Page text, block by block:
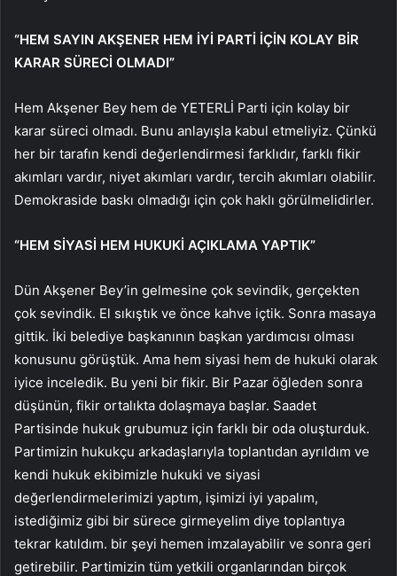
“HEM SAYIN AKŞENER HEM İYİ PARTİ İÇİN KOLAY BİR
KARAR SÜRECİ OLMADI”
Hem Akşener Bey hem de YETERLİ Parti için kolay bir
karar süreci olmadı. Bunu anlayışla kabul etmeliyiz. Çünkü
her bir tarafın kendi değerlendirmesi farklıdır, farklı fikir
akımları vardır, niyet akımları vardır, tercih akımları olabilir.
Demokraside baskı olmadığı için çok haklı görülmelidirler.
“HEM SİYASİ HEM HUKUKİ AÇIKLAMA YAPTIK”
Dün Akşener Bey’in gelmesine çok sevindik, gerçekten
çok sevindik. El sıkıştık ve önce kahve içtik. Sonra masaya
gittik. İki belediye başkanının başkan yardımcısı olması
konusunu görüştük. Ama hem siyasi hem de hukuki olarak
iyice inceledik. Bu yeni bir fikir. Bir Pazar öğleden sonra
düşünün, fikir ortalıkta dolaşmaya başlar. Saadet
Partisinde hukuk grubumuz için farklı bir oda oluşturduk.
Partimizin hukukçu arkadaşlarıyla toplantıdan ayrıldım ve
kendi hukuk ekibimizle hukuki ve siyasi
değerlendirmelerimizi yaptım, işimizi iyi yapalım,
istediğimiz gibi bir sürece girmeyelim diye toplantıya
tekrar katıldım. bir şeyi hemen imzalayabilir ve sonra geri
getirebilir. Partimizin tüm yetkili organlarından birçok